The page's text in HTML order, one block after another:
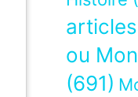
ou
(691)